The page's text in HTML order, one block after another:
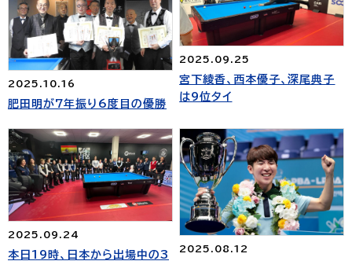
2025.10.16
肥田明が7年振り6度目の優勝
2025.09.25
宮下綾香、西本優子、深尾典子
は9位タイ
2025.09.24
本日19時、日本から出場中の3
2025.08.12